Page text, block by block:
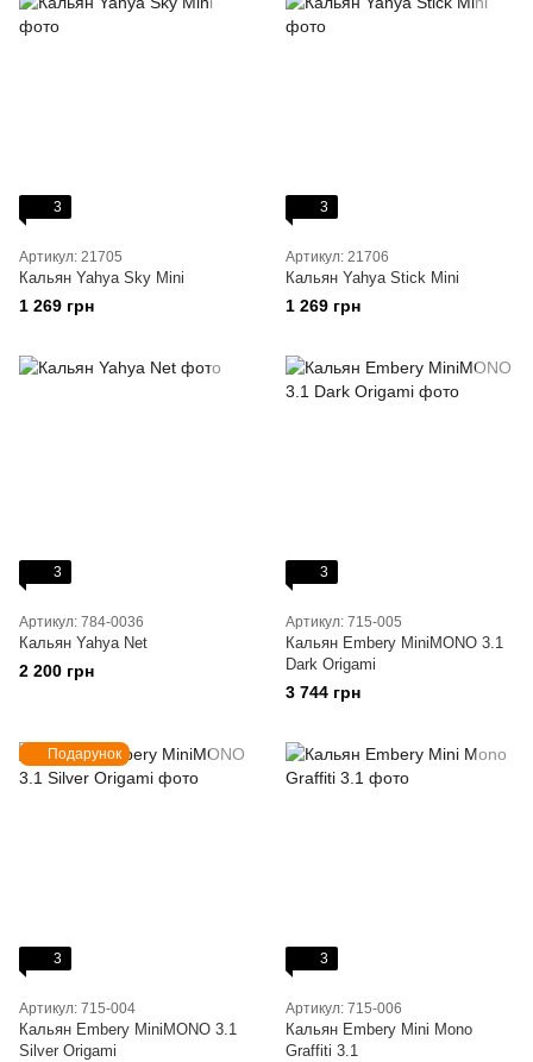
3
Артикул: 21705
Кальян Yahya Sky Mini
1 269 грн
3
Артикул: 21706
Кальян Yahya Stick Mini
1 269 грн
3
Артикул: 784-0036
Кальян Yahya Net
2 200 грн
3
Артикул: 715-005
Кальян Embery MiniMONO 3.1
Dark Origami
3 744 грн
Подарунок
3
Артикул: 715-004
Кальян Embery MiniMONO 3.1
Silver Origami
3
Артикул: 715-006
Кальян Embery Mini Mono
Graffiti 3.1